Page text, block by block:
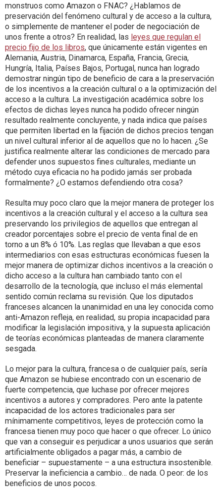
monstruos como Amazon o FNAC? ¿Hablamos de
preservación del fenómeno cultural y de acceso a la cultura,
o simplemente de mantener el poder de negociación de
unos frente a otros? En realidad, las leyes que regulan el
precio fijo de los libros, que únicamente están vigentes en
Alemania, Austria, Dinamarca, España, Francia, Grecia,
Hungría, Italia, Países Bajos, Portugal, nunca han logrado
demostrar ningún tipo de beneficio de cara a la preservación
de los incentivos a la creación cultural o a la optimización del
acceso a la cultura. La investigación académica sobre los
efectos de dichas leyes nunca ha podido ofrecer ningún
resultado realmente concluyente, y nada indica que países
que permiten libertad en la fijación de dichos precios tengan
un nivel cultural inferior al de aquellos que no lo hacen. ¿Se
justifica realmente alterar las condiciones de mercado para
defender unos supuestos fines culturales, mediante un
método cuya eficacia no ha podido jamás ser probada
formalmente? ¿O estamos defendiendo otra cosa?
Resulta muy poco claro que la mejor manera de proteger los
incentivos a la creación cultural y el acceso a la cultura sea
preservando los privilegios de aquellos que entregan al
creador porcentajes sobre el precio de venta final de en
torno a un 8% ó 10%. Las reglas que llevaban a que esos
intermediarios con esas estructuras económicas fuesen la
mejor manera de optimizar dichos incentivos a la creación o
dicho acceso a la cultura han cambiado tanto con el
desarrollo de la tecnología, que incluso el más elemental
sentido común reclama su revisión. Que los diputados
franceses alcancen la unanimidad en una ley conocida como
anti-Amazon refleja, en realidad, su propia incapacidad para
modificar la legislación impositiva, y la supuesta aplicación
de teorías económicas planteadas de manera claramente
sesgada.
Lo mejor para la cultura, francesa o de cualquier país, sería
que Amazon se hubiese encontrado con un escenario de
fuerte competencia, que luchase por ofrecer mejores
incentivos a autores y compradores. Pero ante la patente
incapacidad de los actores tradicionales para ser
mínimamente competitivos, leyes de protección como la
francesa tienen muy poco que hacer o que ofrecer. Lo único
que van a conseguir es perjudicar a unos usuarios que serán
artificialmente obligados a pagar más, a cambio de
beneficiar – supuestamente – a una estructura insostenible.
Preservar la ineficiencia a cambio… de nada. O peor: de los
beneficios de unos pocos.